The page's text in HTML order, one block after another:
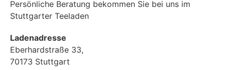
Persönliche Beratung bekommen Sie bei uns im
Stuttgarter Teeladen
Ladenadresse
Eberhardstraße 33,
70173 Stuttgart